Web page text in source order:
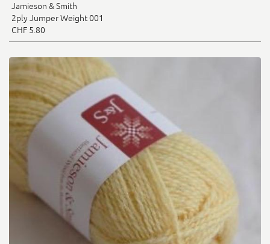
Jamieson & Smith
2ply Jumper Weight 001
CHF 5.80